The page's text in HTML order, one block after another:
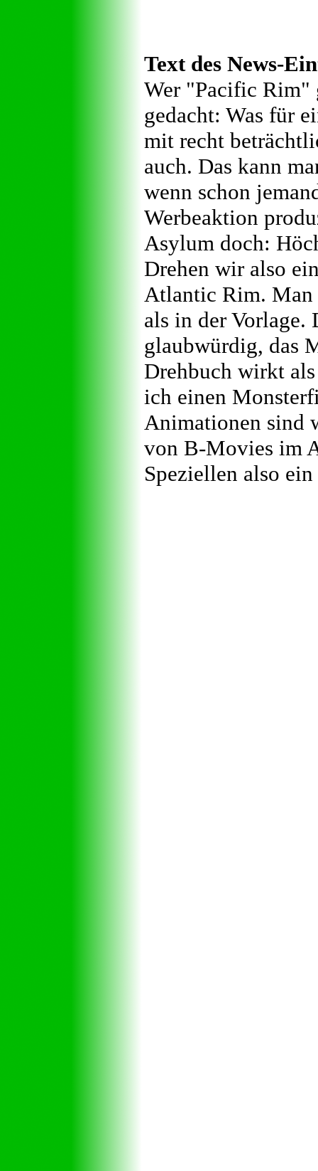
Text des News-
Wer "Pacific Rim"
gedacht: Was für
mit recht
auch. Das kann
wenn schon
Werbeaktion
Asylum doch:
Drehen wir also
Atlantic Rim. Man
als in der Vorlage.
glaubwürdig, das
Drehbuch wirkt
ich einen
Animationen sind
von B-Movies im
Speziellen also